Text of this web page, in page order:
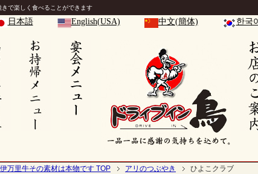
で楽しく食べることができます
日本語 English(USA) 中文(簡体) 한국
万里牛その素材は本物です TOP アリのつぶやき ひよこクラブ